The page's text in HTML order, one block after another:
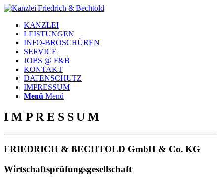
KANZLEI
LEISTUNGEN
INFO-BROSCHÜREN
SERVICE
JOBS @ F&B
KONTAKT
DATENSCHUTZ
IMPRESSUM
Menü Menü
I M P R E S S U M
FRIEDRICH & BECHTOLD GmbH & Co. KG
Wirtschaftsprüfungsgesellschaft